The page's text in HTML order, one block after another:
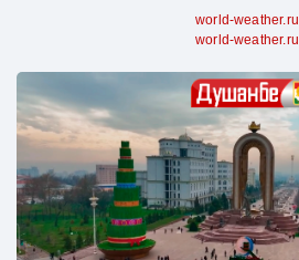
world-weather.ru
world-weather.ru